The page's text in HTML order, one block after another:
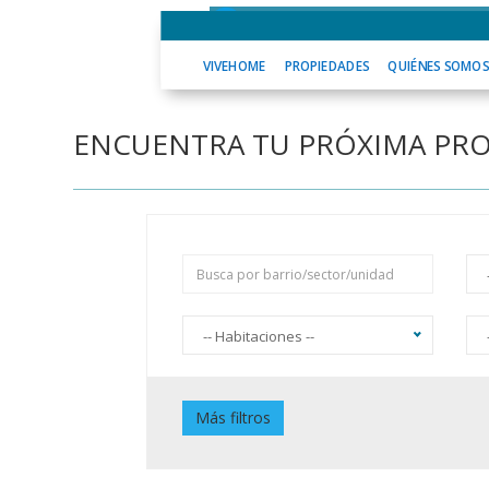
VIVEHOME PROPIEDADES QUIÉNES SOMOS
ENCUENTRA TU PRÓXIMA
-- Habitaciones --
Piscina
Más filtros